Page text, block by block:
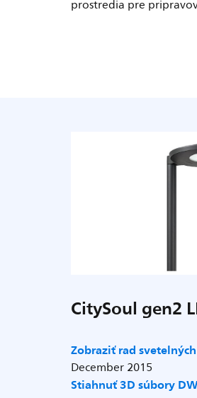
prostredia pre
CitySoul gen2
Zobraziť rad
December 2015
Stiahnuť 3D súbory